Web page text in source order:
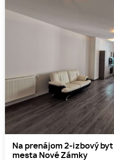
Na prenájom 2-izbový
mesta Nové Zámky